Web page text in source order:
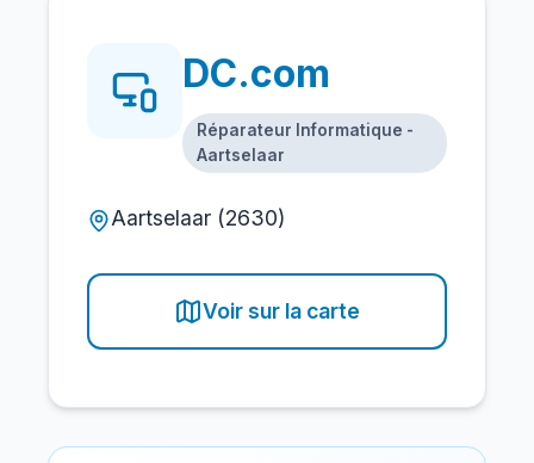
DC.com
Réparateur Informatique -
Aartselaar
Aartselaar (2630)
Voir sur la carte